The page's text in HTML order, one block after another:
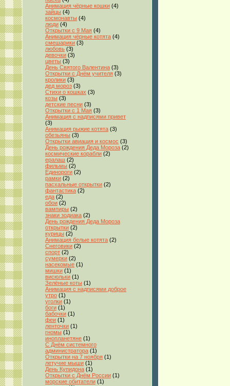
Анимация чёрные кошки (4)
зайцы (4)
космонавты (4)
люди (4)
Открытки с 9 Мая (4)
Анимация чёрные котята (4)
смешарики (3)
любовь (3)
девочки (3)
цветы (3)
День Святого Валентина (3)
Открытки с Днём учителя (3)
кролики (3)
дед мороз (3)
Стихи о кошках (3)
козы (3)
детские песни (3)
Открытки с 1 Мая (3)
Анимация с надписями привет
(3)
Анимация рыжие котята (3)
обезьяны (3)
Открытки авиация и космос (3)
День рождения Деда Мороза (2)
космические корабли (2)
ералаш (2)
фильмы (2)
Единороги (2)
рамки (2)
пасхальные открытки (2)
фантастика (2)
еда (2)
обои (2)
вампиры (2)
знаки зодиака (2)
День рождения Деда Мороза
открытки (2)
курицы (2)
Анимация белые котята (2)
Снеговики (2)
спорт (2)
сумерки (2)
насекомые (1)
мишки (1)
висюльки (1)
Зелёные коты (1)
Анимация с надписями доброе
утро (1)
уголки (1)
боги (1)
бабочки (1)
феи (1)
ленточки (1)
гномы (1)
инопланетяне (1)
С Днём системного
администратора (1)
Открытки на 7 ноября (1)
летучие мыши (1)
День Купидона (1)
Открытки с Днём России (1)
морские обитатели (1)